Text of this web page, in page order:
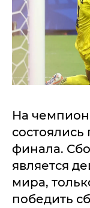
На
состоялись
финала.
является
мира,
победить